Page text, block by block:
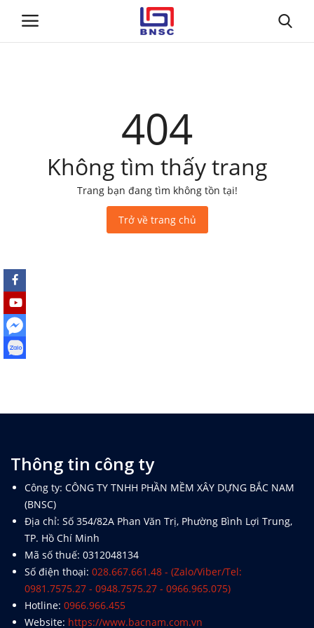
Giới thiệu
Tư vấn
Đào Tạo
404
Không tìm thấy trang
Trang bạn đang tìm không tồn tại!
Trở về trang chủ
Thông tin công ty
Công ty: CÔNG TY TNHH PHẦN MỀM XÂY DỰNG BẮC NAM
(BNSC)
Địa chỉ: Số 354/82A Phan Văn Trị, Phường Bình Lợi Trung,
TP. Hồ Chí Minh
Mã số thuế: 0312048134
Số điện thoại: 028.667.661.48 - (Zalo/Viber/Tel:
0981.7575.27 - 0948.7575.27 - 0966.965.075)
Hotline: 0966.966.455
Website: https://www.bacnam.com.vn